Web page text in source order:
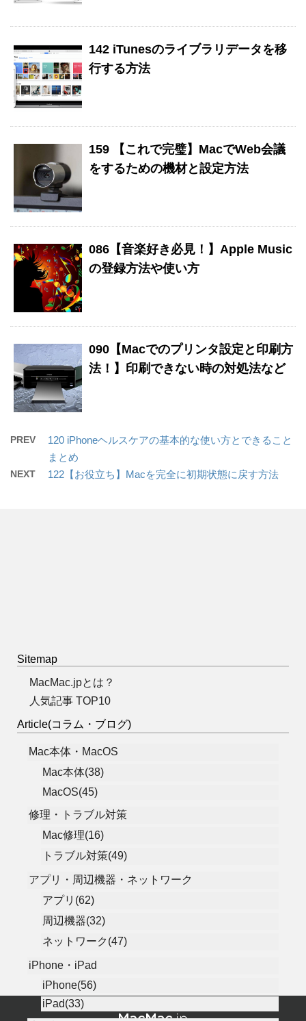
142 iTunesのライブラリデータを移
行する方法
159 【これで完璧】MacでWeb会議
をするための機材と設定方法
086【音楽好き必見！】Apple Music
の登録方法や使い方
090【Macでのプリンタ設定と印刷方
法！】印刷できない時の対処法など
PREV
120 iPhoneヘルスケアの基本的な使い方とできること
まとめ
NEXT 122【お役立ち】Macを完全に初期状態に戻す方法
Sitemap
MacMac.jpとは？
人気記事 TOP10
Article(コラム・ブログ)
Mac本体・MacOS
Mac本体(38)
MacOS(45)
修理・トラブル対策
Mac修理(16)
トラブル対策(49)
アプリ・周辺機器・ネットワーク
アプリ(62)
周辺機器(32)
ネットワーク(47)
iPhone・iPad
iPhone(56)
iPad(33)